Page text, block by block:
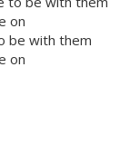
on
be with them
on